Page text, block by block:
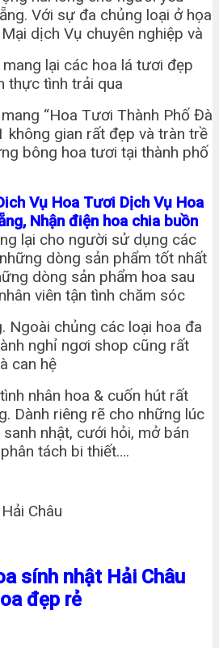
Với sự đa chủng loại ở họa
dịch Vụ chuyên nghiệp và
lại các hoa lá tươi đẹp
thực tình trải qua
“Hoa Tươi Thành Phố Đà
không gian rất đẹp và tràn trề
bông hoa tươi tại thành phố
Vụ Hoa Tươi Dịch Vụ Hoa
Nhận điện hoa chia buồn
lại cho người sử dụng các
dòng sản phẩm tốt nhất
dòng sản phẩm hoa sau
viên tận tình chăm sóc
Ngoài chủng các loại hoa đa
nghỉ ngơi shop cũng rất
can hệ
nhân hoa & cuốn hút rất
Dành riêng rẽ cho những lúc
nhật, cưới hỏi, mở bán
tách bi thiết….
sính nhật Hải Châu
đẹp rẻ